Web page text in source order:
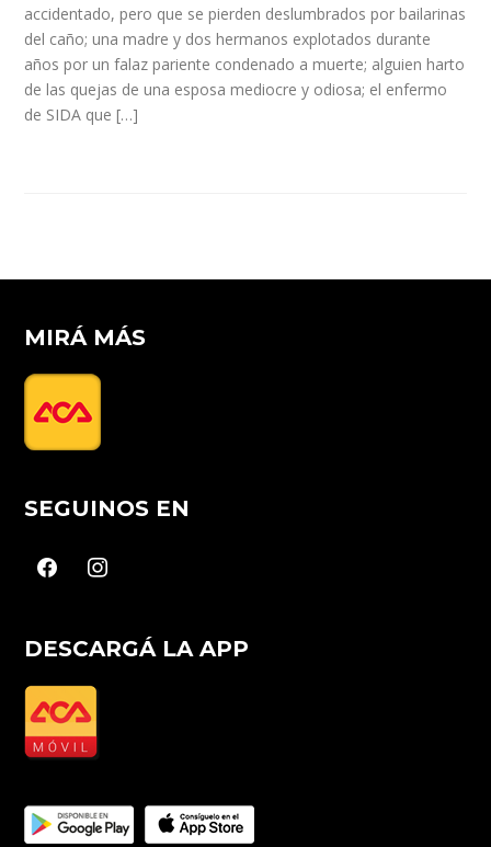
accidentado, pero que se pierden deslumbrados por bailarinas
del caño; una madre y dos hermanos explotados durante
años por un falaz pariente condenado a muerte; alguien harto
de las quejas de una esposa mediocre y odiosa; el enfermo
de SIDA que […]
MIRÁ MÁS
SEGUINOS EN
facebookinstagram
DESCARGÁ LA APP